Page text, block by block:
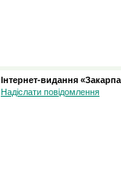
Інтернет-видання
Надіслати повідомлення